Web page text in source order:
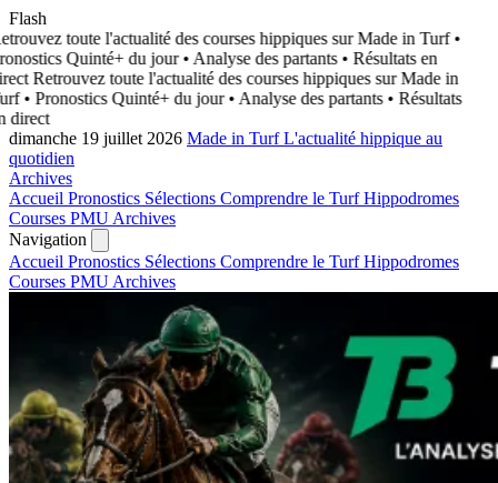
Flash
toute l'actualité des courses hippiques sur Made in Turf •
Quinté+ du jour • Analyse des partants • Résultats en
Retrouvez toute l'actualité des courses hippiques sur Made in
• Pronostics Quinté+ du jour • Analyse des partants • Résultats
direct
dimanche 19 juillet 2026 Made in TurfL'actualité hippique au
quotidien
Archives
Accueil Pronostics Sélections Comprendre le TurfHippodromes
Courses PMU Archives
Navigation
Accueil Pronostics Sélections Comprendre le TurfHippodromes
Courses PMU Archives